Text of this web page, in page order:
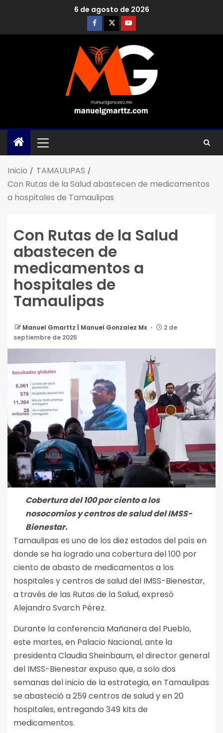
6 de agosto de 2026
Inicio
TAMAULIPAS
Con Rutas de la Salud abastecen de medicamentos
a hospitales de Tamaulipas
Con Rutas de la Salud
abastecen de
medicamentos a
hospitales de
Tamaulipas
Manuel Gmarttz | Manuel Gonzalez Mx
2 de
septiembre de 2025
Cobertura del 100 por ciento a los
nosocomios y centros de salud del IMSS-
Bienestar.
Tamaulipas es uno de los diez estados del país en
donde se ha logrado una cobertura del 100 por
ciento de abasto de medicamentos a los
hospitales y centros de salud del IMSS-Bienestar,
a través de las Rutas de la Salud, expresó
Alejandro Svarch Pérez.
Durante la conferencia Mañanera del Pueblo,
este martes, en Palacio Nacional, ante la
presidenta Claudia Sheinbaum, el director general
del IMSS-Bienestar expuso que, a solo dos
semanas del inicio de la estrategia, en Tamaulipas
se abasteció a 259 centros de salud y en 20
hospitales, entregando 349 kits de
medicamentos.